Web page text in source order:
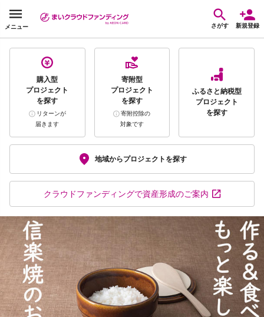
メニュー さがす 新規登録
購入型
プロジェクト
を探す
リターンが
届きます
寄附型
プロジェクト
を探す
寄附控除の
対象です
ふるさと納税型
プロジェクト
を探す
地域からプロジェクトを探す
クラウドファンディングで資産形成のご案内